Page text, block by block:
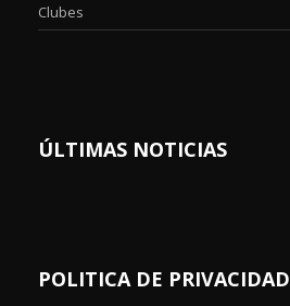
Clubes
ÚLTIMAS NOTICIAS
POLITICA DE PRIVACIDAD